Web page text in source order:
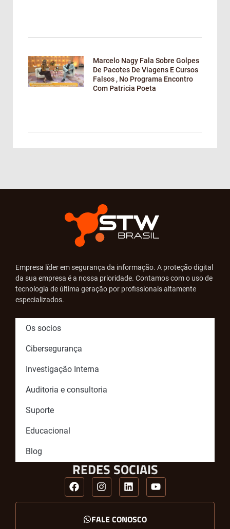
Marcelo Nagy Fala Sobre Golpes
De Pacotes De Viagens E Cursos
Falsos , No Programa Encontro
Com Patricia Poeta
Empresa líder em segurança da informação. A proteção digital
da sua empresa é a nossa prioridade. Contamos com o uso de
tecnologia de última geração por profissionais altamente
especializados.
Os socios
Cibersegurança
Investigação Interna
Auditoria e consultoria
Suporte
Educacional
Blog
REDES SOCIAIS
FALE CONOSCO